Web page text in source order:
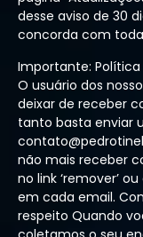
desse aviso de 30
concorda com
Importante:
O usuário dos
deixar de receber
tanto basta enviar
não mais receber
no link ‘remover’
em cada email.
respeito Quando